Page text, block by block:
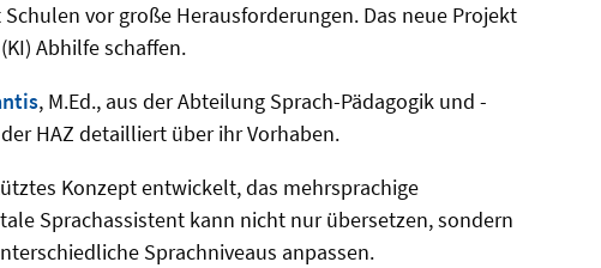
vor große Herausforderungen. Das neue Projekt
Abhilfe schaffen.
, M.Ed., aus der Abteilung Sprach-Pädagogik und -
HAZ detailliert über ihr Vorhaben.
Konzept entwickelt, das mehrsprachige
Sprachassistent kann nicht nur übersetzen, sondern
Sprachniveaus anpassen.